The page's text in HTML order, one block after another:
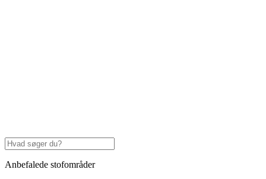
Anbefalede stofområder